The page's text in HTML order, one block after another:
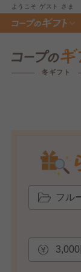
ようこそ ゲスト さま
冬ギフト